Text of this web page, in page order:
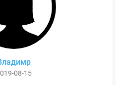
08-15